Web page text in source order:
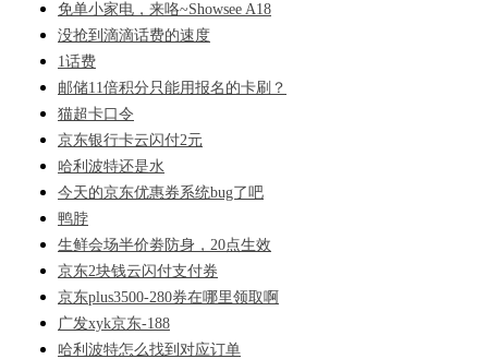
免单小家电，来咯~Showsee A18
没抢到滴滴话费的速度
1话费
邮储11倍积分只能用报名的卡刷？
猫超卡口令
京东银行卡云闪付2元
哈利波特还是水
今天的京东优惠券系统bug了吧
鸭脖
生鲜会场半价劵防身，20点生效
京东2块钱云闪付支付券
京东plus3500-280券在哪里领取啊
广发xyk京东-188
哈利波特怎么找到对应订单